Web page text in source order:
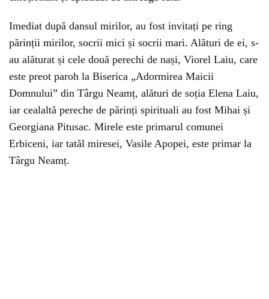
Imediat după dansul mirilor, au fost invitați pe ring
părinții mirilor, socrii mici și socrii mari. Alături de ei, s-
au alăturat și cele două perechi de nași, Viorel Laiu, care
este preot paroh la Biserica „Adormirea Maicii
Domnului” din Târgu Neamț, alături de soția Elena Laiu,
iar cealaltă pereche de părinți spirituali au fost Mihai și
Georgiana Pitusac. Mirele este primarul comunei
Erbiceni, iar tatăl miresei, Vasile Apopei, este primar la
Târgu Neamț.